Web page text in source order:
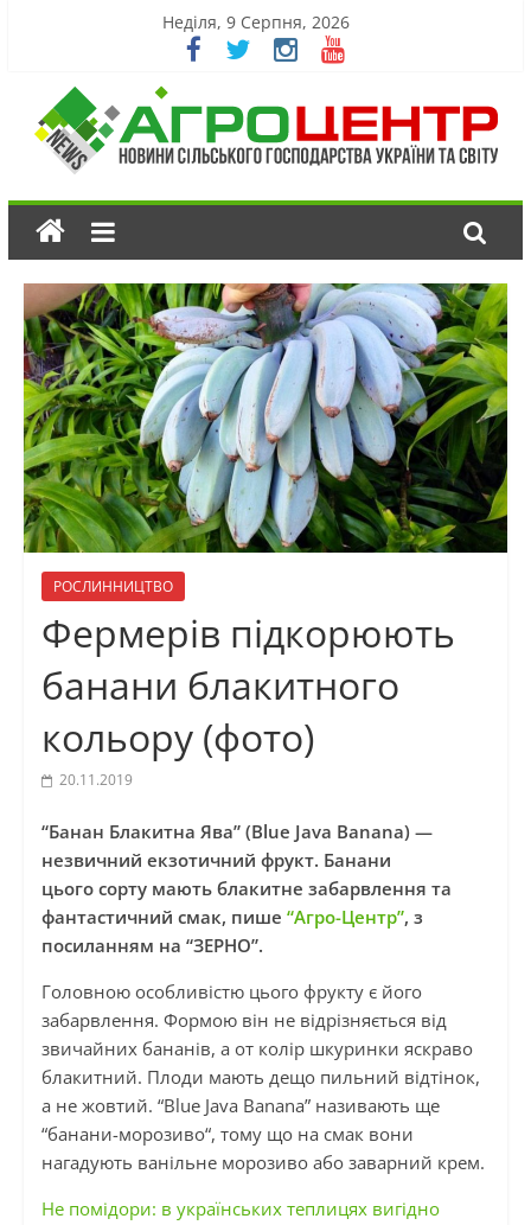
Неділя, 9 Серпня, 2026
РОСЛИННИЦТВО
Фермерів підкорюють
банани блакитного
кольору (фото)
20.11.2019
“Банан Блакитна Ява” (Blue Java Banana) —
незвичний екзотичний фрукт. Банани
цього сорту мають блакитне забарвлення та
фантастичний смак, пише “Агро-Центр”, з
посиланням на “ЗЕРНО”.
Головною особливістю цього фрукту є його
забарвлення. Формою він не відрізняється від
звичайних бананів, а от колір шкуринки яскраво
блакитний. Плоди мають дещо пильний відтінок,
а не жовтий. “Blue Java Banana” називають ще
“банани-морозиво“, тому що на смак вони
нагадують ванільне морозиво або заварний крем.
Не помідори: в українських теплицях вигідно